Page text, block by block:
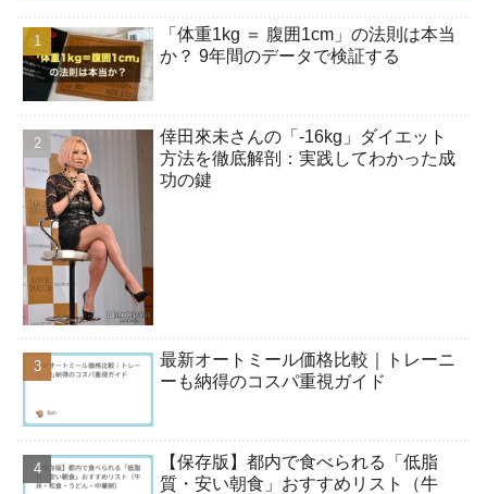
「体重1kg ＝ 腹囲1cm」の法則は本当
か？ 9年間のデータで検証する
倖田來未さんの「-16kg」ダイエット
方法を徹底解剖：実践してわかった成
功の鍵
最新オートミール価格比較｜トレーニ
ーも納得のコスパ重視ガイド
【保存版】都内で食べられる「低脂
質・安い朝食」おすすめリスト（牛